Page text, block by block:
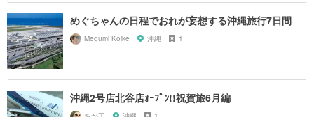
めぐちゃんの日程でおれが妄想する沖縄旅行7日間
Megumi Koike 沖縄 1
沖縄2号店北谷店ｫｰﾌﾟﾝ!!祝賀旅6月編